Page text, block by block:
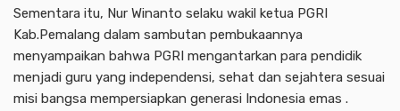
Sementara itu, Nur Winanto selaku wakil ketua PGRI
Kab.Pemalang dalam sambutan pembukaannya
menyampaikan bahwa PGRI mengantarkan para pendidik
menjadi guru yang independensi, sehat dan sejahtera sesuai
misi bangsa mempersiapkan generasi Indonesia emas .